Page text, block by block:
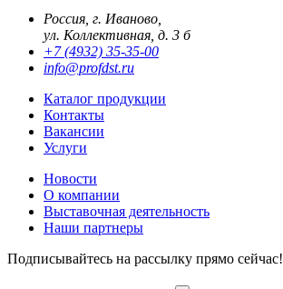
Россия, г. Иваново,
ул. Коллективная, д. 3 б
+7 (4932) 35-35-00
info@profdst.ru
Каталог продукции
Контакты
Вакансии
Услуги
Новости
О компании
Выставочная деятельность
Наши партнеры
Подписывайтесь на рассылку прямо сейчас!